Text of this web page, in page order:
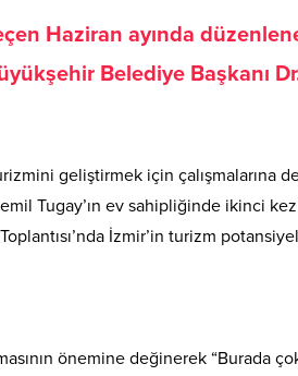
Haziran ayında
Belediye Başkanı
geliştirmek için çalışmalarına
Tugay’ın ev sahipliğinde ikinci
İzmir’in turizm
önemine değinerek “Burada